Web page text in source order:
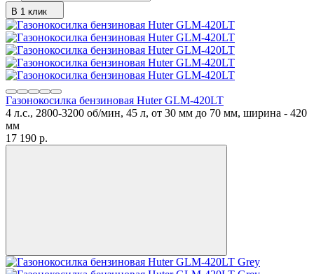
В 1 клик
Газонокосилка бензиновая Huter GLM-420LT
4 л.с., 2800-3200 об/мин, 45 л, от 30 мм до 70 мм, ширина - 420
мм
17 190 p.